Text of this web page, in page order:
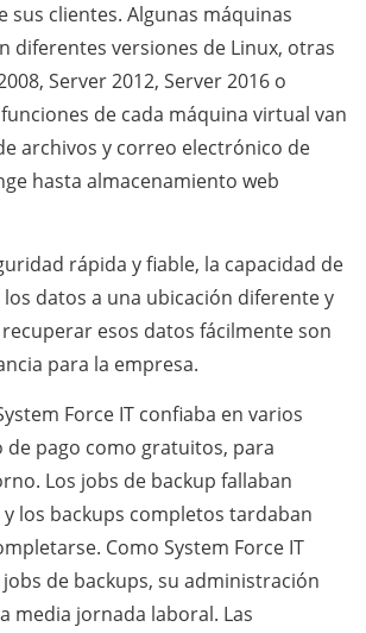
sus clientes. Algunas máquinas
diferentes versiones de Linux, otras
Server 2012, Server 2016 o
de cada máquina virtual van
archivos y correo electrónico de
hasta almacenamiento web
rápida y fiable, la capacidad de
datos a una ubicación diferente y
esos datos fácilmente son
para la empresa.
Force IT confiaba en varios
pago como gratuitos, para
Los jobs de backup fallaban
los backups completos tardaban
Como System Force IT
de backups, su administración
media jornada laboral. Las